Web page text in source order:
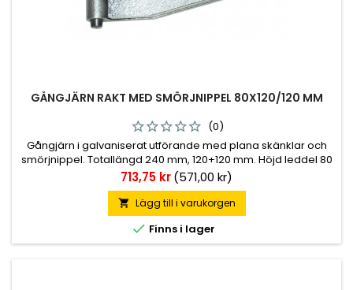
GÅNGJÄRN RAKT MED SMÖRJNIPPEL 80X120/120 MM
(0)
Gångjärn i galvaniserat utförande med plana skänklar och
smörjnippel. Totallängd 240 mm, 120+120 mm. Höjd leddel 80
mm. Godstjocklek 6 mm.
Pris
713,75 kr(571,00 kr)
 Lägg till i varukorgen
 Finns i lager